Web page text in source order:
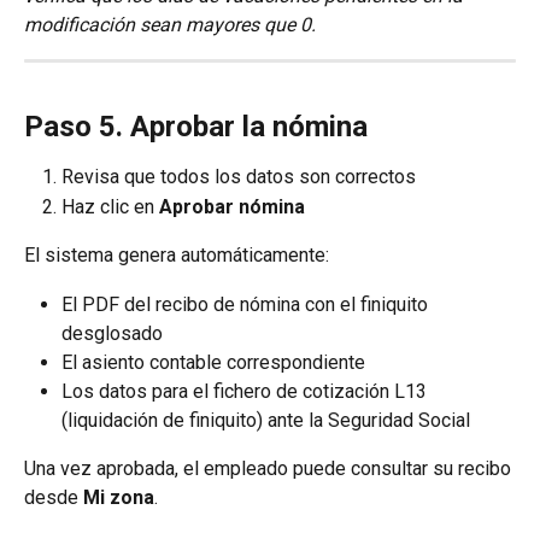
modificación sean mayores que 0.
Paso 5. Aprobar la nómina
Revisa que todos los datos son correctos
Haz clic en Aprobar nómina
El sistema genera automáticamente:
El PDF del recibo de nómina con el finiquito
desglosado
El asiento contable correspondiente
Los datos para el fichero de cotización L13
(liquidación de finiquito) ante la Seguridad Social
Una vez aprobada, el empleado puede consultar su recibo
desde Mi zona.